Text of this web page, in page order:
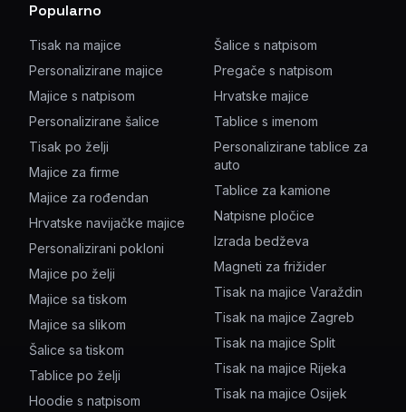
Popularno
Tisak na majice
Personalizirane majice
Majice s natpisom
Personalizirane šalice
Tisak po želji
Majice za firme
Majice za rođendan
Hrvatske navijačke majice
Personalizirani pokloni
Majice po želji
Majice sa tiskom
Majice sa slikom
Šalice sa tiskom
Tablice po želji
Hoodie s natpisom
Šalice s natpisom
Pregače s natpisom
Hrvatske majice
Tablice s imenom
Personalizirane tablice za
auto
Tablice za kamione
Natpisne pločice
Izrada bedževa
Magneti za frižider
Tisak na majice Varaždin
Tisak na majice Zagreb
Tisak na majice Split
Tisak na majice Rijeka
Tisak na majice Osijek